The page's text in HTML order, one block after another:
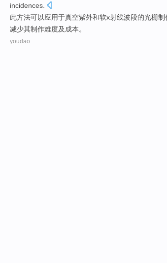
incidences.
此方法可以应用于真空紫外和软x射线波段的光栅制
减少其制作难度及成本。
youdao